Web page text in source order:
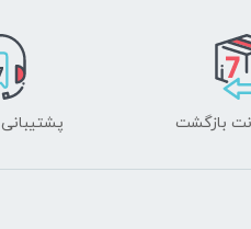
پشتیبانی ۲۴ ساعته